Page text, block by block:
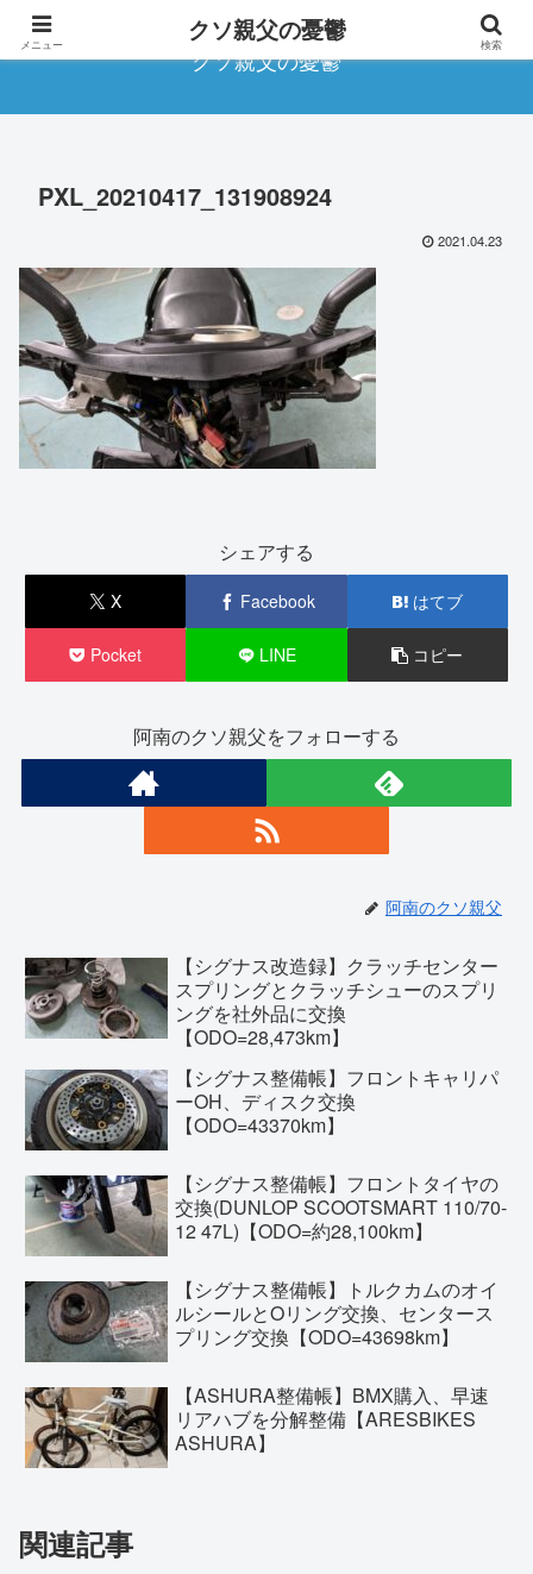
クソ親父の憂鬱
PXL_20210417_131908924
2021.04.23
シェアする
X Facebook はてブ
Pocket LINE コピー
阿南のクソ親父をフォローする
阿南のクソ親父
【シグナス改造録】クラッチセンター
スプリングとクラッチシューのスプリ
ングを社外品に交換
【ODO=28,473km】
【シグナス整備帳】フロントキャリパ
ーOH、ディスク交換
【ODO=43370km】
【シグナス整備帳】フロントタイヤの
交換(DUNLOP SCOOTSMART 110/70-
12 47L)【ODO=約28,100km】
【シグナス整備帳】トルクカムのオイ
ルシールとOリング交換、センタース
プリング交換【ODO=43698km】
【ASHURA整備帳】BMX購入、早速
リアハブを分解整備【ARESBIKES
ASHURA】
関連記事
メニュー クソ親父の憂鬱 検索